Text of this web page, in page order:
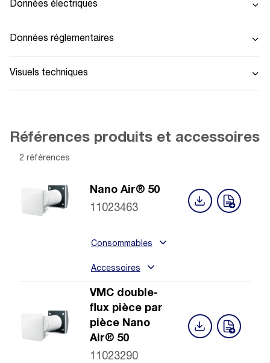
Données électriques
Données réglementaires
Visuels techniques
Références produits et accessoires
2 références
Nano Air® 50
11023463
Consommables
Accessoires
VMC double-
flux pièce par
pièce Nano
Air® 50
11023290